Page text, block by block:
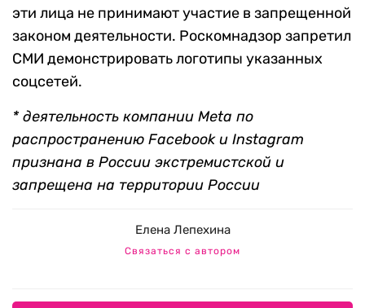
эти лица не принимают участие в запрещенной
законом деятельности. Роскомнадзор запретил
СМИ демонстрировать логотипы указанных
соцсетей.
* деятельность компании Meta по
распространению Facebook и Instagram
признана в России экстремистской и
запрещена на территории России
Елена Лепехина
Связаться с автором